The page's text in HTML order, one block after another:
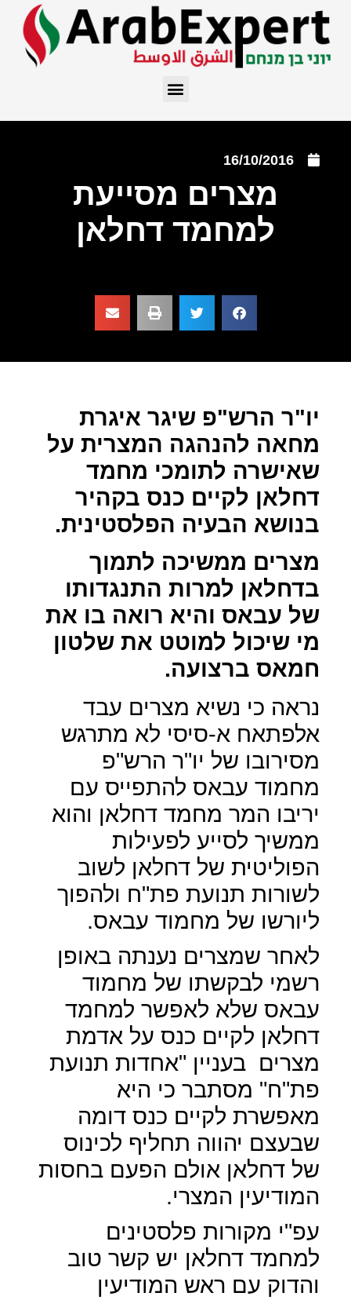
16/10/2016
מצרים מסייעת
למחמד דחלאן
יו"ר הרש"פ שיגר איגרת
מחאה להנהגה המצרית על
שאישרה לתומכי מחמד
דחלאן לקיים כנס בקהיר
בנושא הבעיה הפלסטינית.
מצרים ממשיכה לתמוך
בדחלאן למרות התנגדותו
של עבאס והיא רואה בו את
מי שיכול למוטט את שלטון
חמאס ברצועה.
נראה כי נשיא מצרים עבד
אלפתאח א-סיסי לא מתרגש
מסירובו של יו"ר הרש"פ
מחמוד עבאס להתפייס עם
יריבו המר מחמד דחלאן והוא
ממשיך לסייע לפעילות
הפוליטית של דחלאן לשוב
לשורות תנועת פת"ח ולהפוך
ליורשו של מחמוד עבאס.
לאחר שמצרים נענתה באופן
רשמי לבקשתו של מחמוד
עבאס שלא לאפשר למחמד
דחלאן לקיים כנס על אדמת
מצרים בעניין "אחדות תנועת
פת"ח" מסתבר כי היא
מאפשרת לקיים כנס דומה
שבעצם יהווה תחליף לכינוס
של דחלאן אולם הפעם בחסות
המודיעין המצרי.
עפ"י מקורות פלסטינים
למחמד דחלאן יש קשר טוב
והדוק עם ראש המודיעין